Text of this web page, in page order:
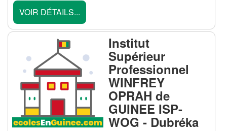
VOIR DÉTAILS...
Institut
Supérieur
Professionnel
WINFREY
OPRAH de
GUINEE ISP-
WOG - Dubréka